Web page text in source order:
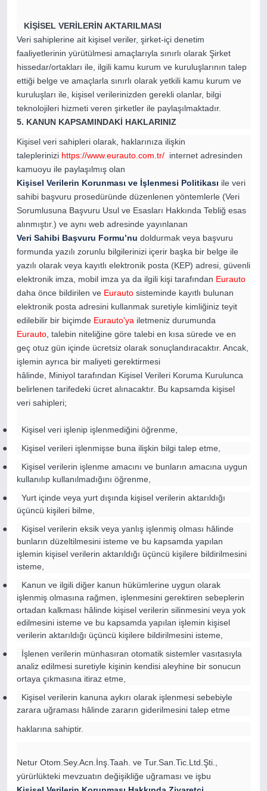
KİŞİSEL VERİLERİN AKTARILMASI
Veri sahiplerine ait kişisel veriler, şirket-içi denetim
faaliyetlerinin yürütülmesi amaçlarıyla sınırlı olarak Şirket
hissedar/ortakları ile, ilgili kamu kurum ve kuruluşlarının talep
ettiği belge ve amaçlarla sınırlı olarak yetkili kamu kurum ve
kuruluşları ile, kişisel verilerinizden gerekli olanlar, bilgi
teknolojileri hizmeti veren şirketler ile paylaşılmaktadır.
5. KANUN KAPSAMINDAKİ HAKLARINIZ
Kişisel veri sahipleri olarak, haklarınıza ilişkin
taleplerinizi https://www.eurauto.com.tr/ internet adresinden
kamuoyu ile paylaşılmış olan
Kişisel Verilerin Korunması ve İşlenmesi Politikası ile veri
sahibi başvuru prosedüründe düzenlenen yöntemlerle (Veri
Sorumlusuna Başvuru Usul ve Esasları Hakkında Tebliğ esas
alınmıştır.) ve aynı web adresinde yayınlanan
Veri Sahibi Başvuru Formu’nu doldurmak veya başvuru
formunda yazılı zorunlu bilgilerinizi içerir başka bir belge ile
yazılı olarak veya kayıtlı elektronik posta (KEP) adresi, güvenli
elektronik imza, mobil imza ya da ilgili kişi tarafından Eurauto
daha önce bildirilen ve Eurauto sisteminde kayıtlı bulunan
elektronik posta adresini kullanmak suretiyle kimliğiniz teyit
edilebilir bir biçimde Eurauto'ya iletmeniz durumunda
Eurauto, talebin niteliğine göre talebi en kısa sürede ve en
geç otuz gün içinde ücretsiz olarak sonuçlandıracaktır. Ancak,
işlemin ayrıca bir maliyeti gerektirmesi
hâlinde, Miniyol tarafından Kişisel Verileri Koruma Kurulunca
belirlenen tarifedeki ücret alınacaktır. Bu kapsamda kişisel
veri sahipleri;
● Kişisel veri işlenip işlenmediğini öğrenme,
● Kişisel verileri işlenmişse buna ilişkin bilgi talep etme,
● Kişisel verilerin işlenme amacını ve bunların amacına uygun
kullanılıp kullanılmadığını öğrenme,
● Yurt içinde veya yurt dışında kişisel verilerin aktarıldığı
üçüncü kişileri bilme,
● Kişisel verilerin eksik veya yanlış işlenmiş olması hâlinde
bunların düzeltilmesini isteme ve bu kapsamda yapılan
işlemin kişisel verilerin aktarıldığı üçüncü kişilere bildirilmesini
isteme,
● Kanun ve ilgili diğer kanun hükümlerine uygun olarak
işlenmiş olmasına rağmen, işlenmesini gerektiren sebeplerin
ortadan kalkması hâlinde kişisel verilerin silinmesini veya yok
edilmesini isteme ve bu kapsamda yapılan işlemin kişisel
verilerin aktarıldığı üçüncü kişilere bildirilmesini isteme,
● İşlenen verilerin münhasıran otomatik sistemler vasıtasıyla
analiz edilmesi suretiyle kişinin kendisi aleyhine bir sonucun
ortaya çıkmasına itiraz etme,
● Kişisel verilerin kanuna aykırı olarak işlenmesi sebebiyle
zarara uğraması hâlinde zararın giderilmesini talep etme
haklarına sahiptir.
Netur Otom.Sey.Acn.İnş.Taah. ve Tur.San.Tic.Ltd.Şti.,
yürürlükteki mevzuatın değişikliğe uğraması ve işbu